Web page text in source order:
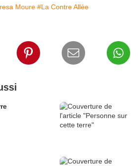
Moure #La Contre Allée